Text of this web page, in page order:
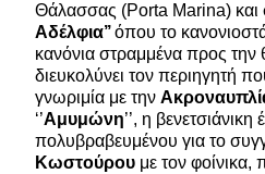
Θάλασσας (Porta Marina) και
Αδέλφια’’όπου το
κανόνια στραμμένα προς
διευκολύνει τον περιηγητή
γνωριμία με την
‘’Αμυμώνη’’, η
πολυβραβευμένου για το
Κωστούρου με τον φοίνικα,